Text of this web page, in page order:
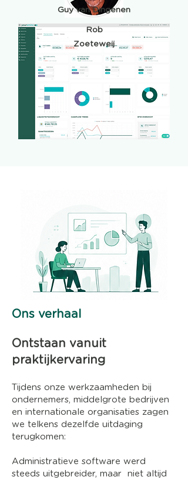
Guy van Dingenen
Rob
Zoeteweij
Ons verhaal
Ontstaan vanuit
praktijkervaring
Tijdens onze werkzaamheden bij
ondernemers, middelgrote bedrijven
en internationale organisaties zagen
we telkens dezelfde uitdaging
terugkomen:
Administratieve software werd
steeds uitgebreider, maar niet altijd